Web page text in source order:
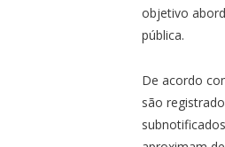
objetivo
pública.
De acordo
são